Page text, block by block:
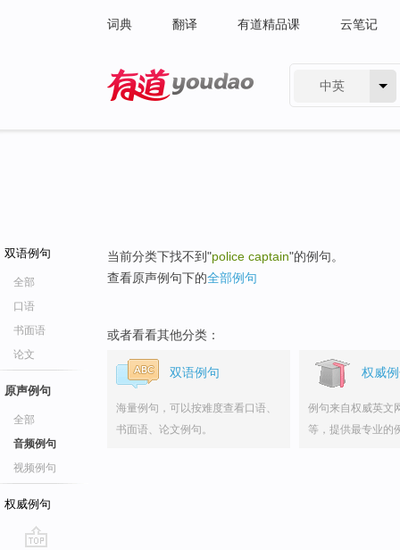
词典 翻译 有道精品课 云笔记
中英
双语例句
全部
口语
书面语
论文
原声例句
全部
音频例句
视频例句
权威例句
当前分类下找不到"police captain"的例句。
查看原声例句下的全部例句
或者看看其他分类：
双语例句
海量例句，可以按难度查看口语、
书面语、论文例句。
权威
例句来自权威英文
等，提供最专业的